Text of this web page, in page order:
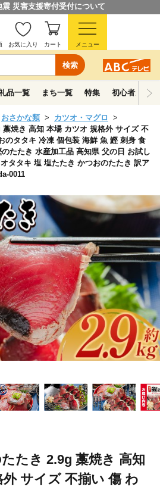
災害支援寄付受付について
検索
お気に入り カート メニュー
品一覧 まち一覧 特集 初心者ガイド
おさかな類
カツオ・マグロ
焼き 高知 本場 カツオ 規格外 サイズ 不
のタタキ 冷凍 個包装 海鮮 魚 鰹 刺身 食
たたき 水産加工品 高知県 父の日 お試し
タタキ 塩 塩たたき かつおのたたき 訳ア
0011
たき 2.9g 藁焼き 高知
サイズ 不揃い 傷 わ